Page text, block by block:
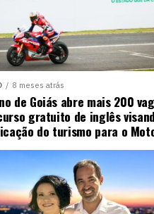
8 meses atrás
de Goiás abre mais 200
gratuito de inglês
do turismo para o